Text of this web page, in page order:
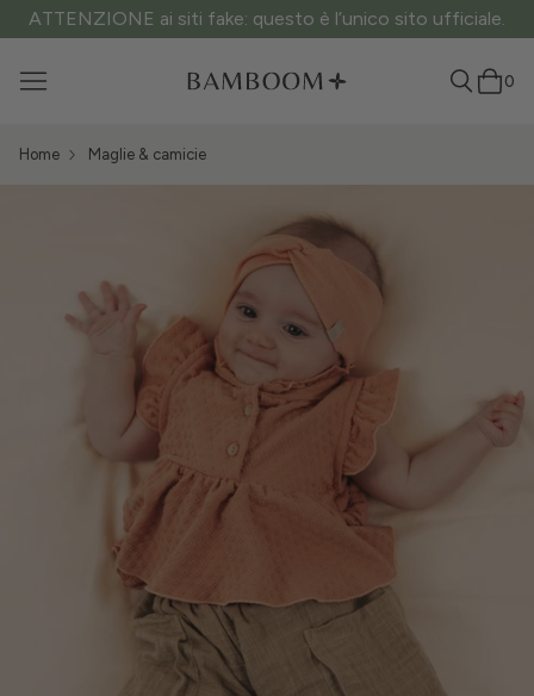
ATTENZIONE ai siti fake: questo è l’unico sito ufficiale.
0
Home Maglie & camicie